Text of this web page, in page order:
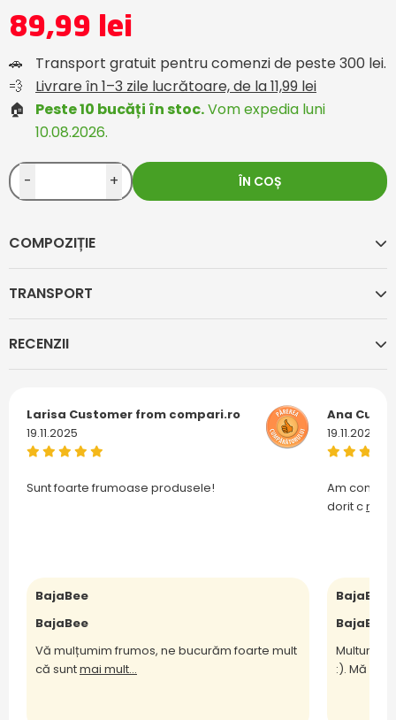
COMPOZIȚIE
TRANSPORT
RECENZII
Larisa Customer from compari.ro
19.11.2025
Sunt foarte frumoase produsele!
BajaBee
BajaBee
Vă mulțumim frumos, ne bucurăm foarte mult
că suntmai mult...
Ana
19.11.2025
Am
dorit cmai
BajaBee
BajaBee
:). Mă bu
89,99 lei
🚗
Transport gratuit pentru comenzi de peste 300 lei.
💨
Livrare în 1–3 zile lucrătoare, de la 11,99 lei
🏠
Peste 10 bucăți în stoc.Vom expedia luni
10.08.2026.
- + ÎN COȘ